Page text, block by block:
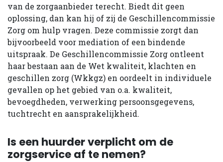
van de zorgaanbieder terecht. Biedt dit geen
oplossing, dan kan hij of zij de Geschillencommissie
Zorg om hulp vragen. Deze commissie zorgt dan
bijvoorbeeld voor mediation of een bindende
uitspraak. De Geschillencommissie Zorg ontleent
haar bestaan aan de Wet kwaliteit, klachten en
geschillen zorg (Wkkgz) en oordeelt in individuele
gevallen op het gebied van o.a. kwaliteit,
bevoegdheden, verwerking persoonsgegevens,
tuchtrecht en aansprakelijkheid.
Is een huurder verplicht om de
zorgservice af te nemen?